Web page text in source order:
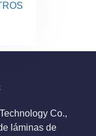
Co.,
láminas de